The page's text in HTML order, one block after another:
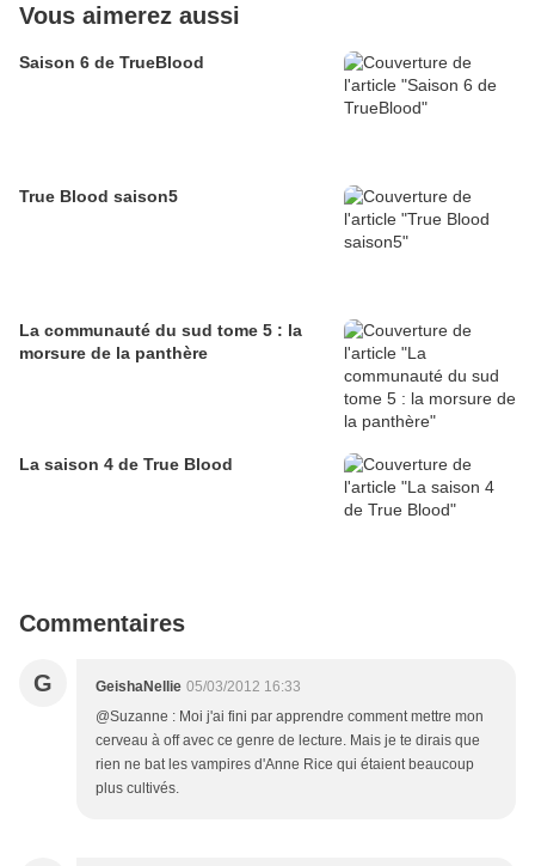
Vous aimerez aussi
Saison 6 de TrueBlood
True Blood saison5
La communauté du sud tome 5 : la
morsure de la panthère
La saison 4 de True Blood
Commentaires
G GeishaNellie 05/03/2012 16:33
@Suzanne : Moi j'ai fini par apprendre comment mettre mon
cerveau à off avec ce genre de lecture. Mais je te dirais que
rien ne bat les vampires d'Anne Rice qui étaient beaucoup
plus cultivés.